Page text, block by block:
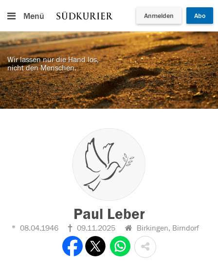
Menü Anmelden Abo
Wir lassen nur die Hand los,
nicht den Menschen.
Paul Leber
08.04.1946 09.11.2025 Birkingen, Birndorf